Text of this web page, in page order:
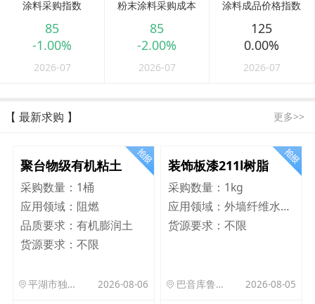
涂料采购指数
85
-1.00%
2026-07
粉末涂料采购成本
85
-2.00%
2026-07
涂料成品价格指数
125
0.00%
2026-07
【 最新求购 】 更多>>
聚台物级有机粘土
采购数量： 1桶
应用领域： 阻燃
品质要求： 有机膨润土
货源要求： 不限
平湖市独山港镇集港路 589 号 2026-08-06
装饰板漆211l树脂
采购数量： 1kg
应用领域：
外墙纤维水泥板
货源要求：不限
巴音库鲁提镇,托帕口岸六号库房 2026-08-05